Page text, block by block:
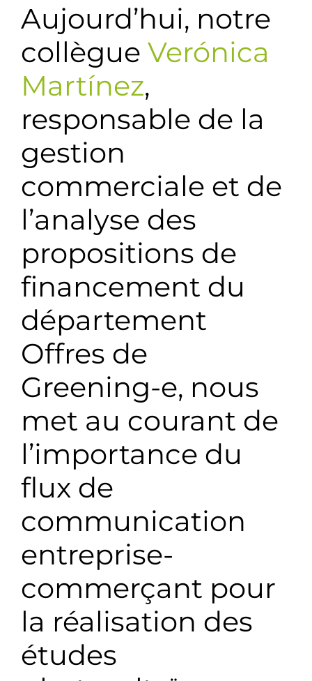
Aujourd’hui, notre
collègue Verónica
Martínez,
responsable de la
gestion
commerciale et de
l’analyse des
propositions de
financement du
département
Offres de
Greening-e, nous
met au courant de
l’importance du
flux de
communication
entreprise-
commerçant pour
la réalisation des
études